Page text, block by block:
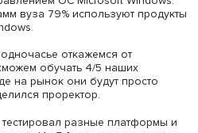
информатизации МГТУ им.
сотрудничество с вузом и он
доступными